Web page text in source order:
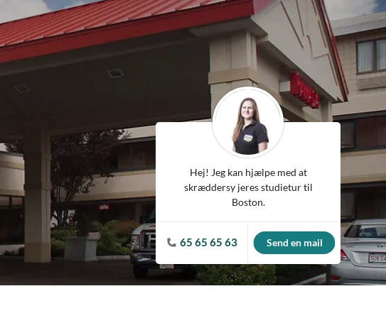
Washington
Wien
Zagreb
Tjekkiet
Tyskland
Hej! Jeg kan hjælpe med at
skræddersy jeres studietur til
Boston.
65 65 65 63 Send en mail